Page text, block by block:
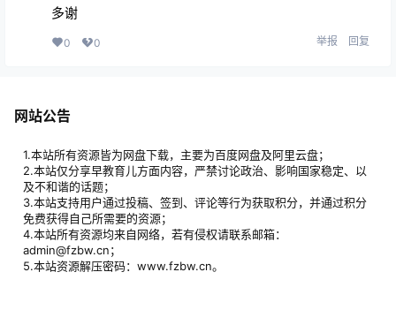
多谢
0 0 举报 回复
网站公告
1.本站所有资源皆为网盘下载，主要为百度网盘及阿里云盘；
2.本站仅分享早教育儿方面内容，严禁讨论政治、影响国家稳定、以
及不和谐的话题；
3.本站支持用户通过投稿、签到、评论等行为获取积分，并通过积分
免费获得自己所需要的资源；
4.本站所有资源均来自网络，若有侵权请联系邮箱：
admin@fzbw.cn；
5.本站资源解压密码：www.fzbw.cn。